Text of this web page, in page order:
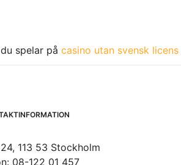
spelar på casino utan svensk licens
113 53 Stockholm
08-122 01 457